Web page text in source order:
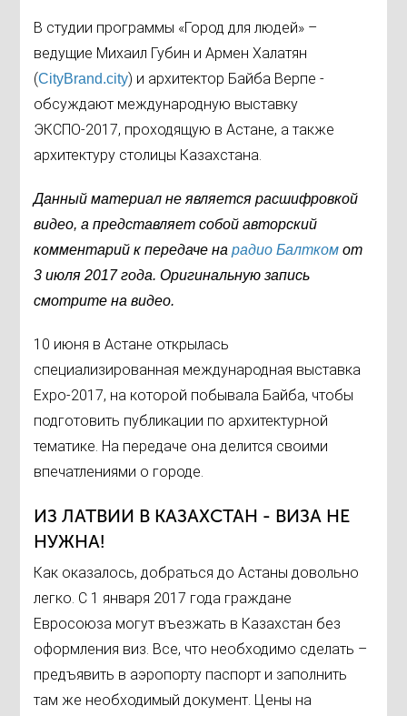
В студии программы «Город для людей» –
ведущие Михаил Губин и Армен Халатян
(CityBrand.city) и архитектор Байба Верпе -
обсуждают международную выставку
ЭКСПО-2017, проходящую в Астане, а также
архитектуру столицы Казахстана.
Данный материал не является расшифровкой
видео, а представляет собой авторский
комментарий к передаче на радио Балтком от
3 июля2017 года.Оригинальную запись
смотрите на видео.
10 июня в Астане открылась
специализированная международная выставка
Еxpo-2017, на которой побывала Байба, чтобы
подготовить публикации по архитектурной
тематике. На передаче она делится своими
впечатлениями о городе.
ИЗ ЛАТВИИ В КАЗАХСТАН - ВИЗА НЕ
НУЖНА!
Как оказалось, добраться до Астаны довольно
легко. С 1 января 2017 года граждане
Евросоюза могут въезжать в Казахстан без
оформления виз. Все, что необходимо сделать –
предъявить в аэропорту паспорт и заполнить
там же необходимый документ. Цены на